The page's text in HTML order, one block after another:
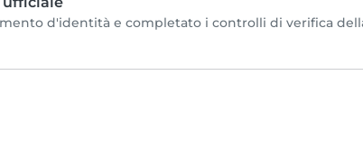
d'identità e completato i controlli di verifica